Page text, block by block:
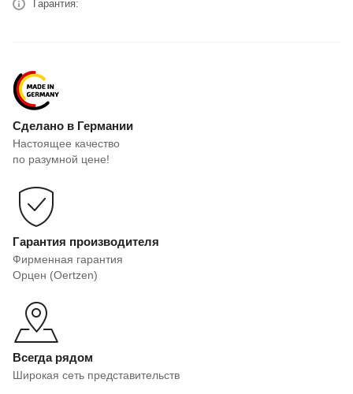
Гарантия:
Сделано в Германии
Настоящее качество
по разумной цене!
Гарантия производителя
Фирменная гарантия
Орцен (Oertzen)
Всегда рядом
Широкая сеть представительств